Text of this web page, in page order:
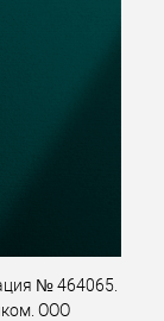
№ 464065.
ООО